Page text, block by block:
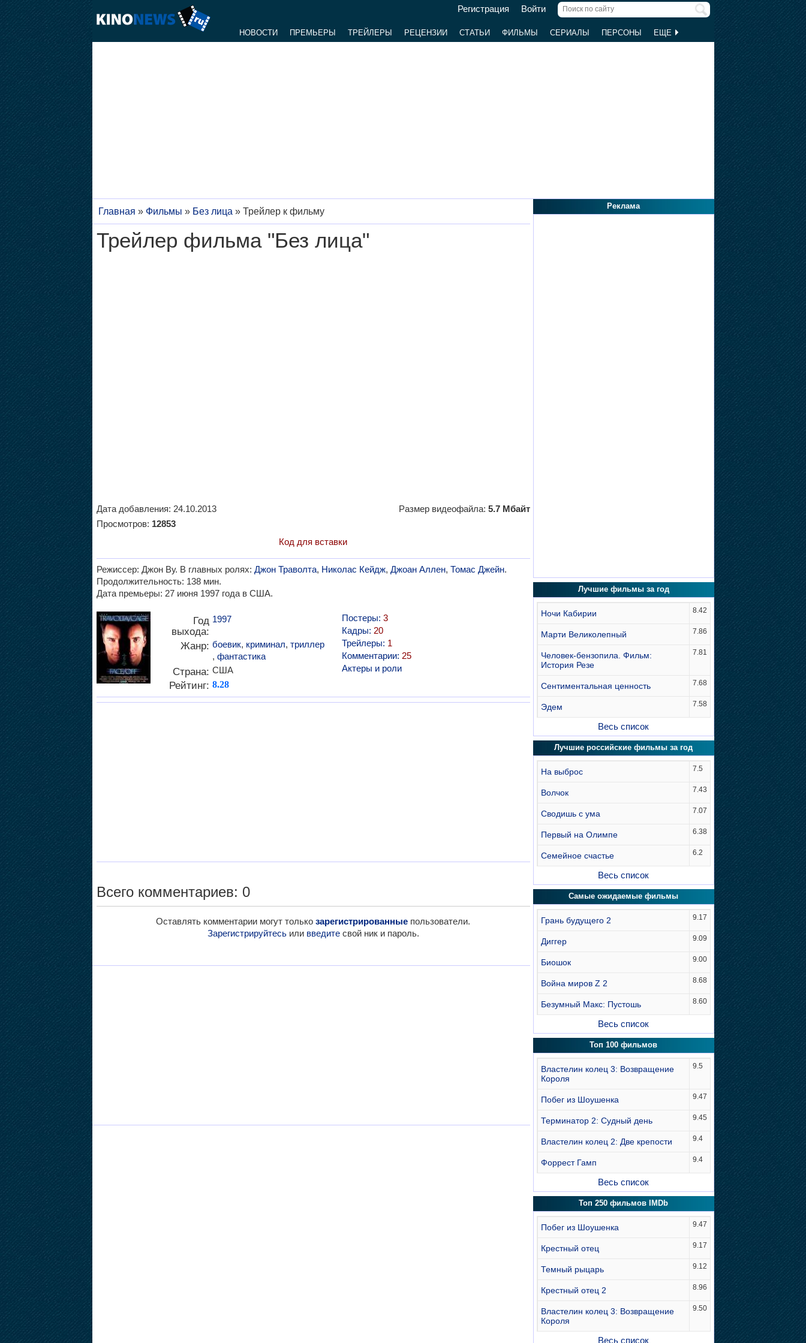
Регистрация Войти
НОВОСТИ ПРЕМЬЕРЫ ТРЕЙЛЕРЫ РЕЦЕНЗИИ СТАТЬИ ФИЛЬМЫ СЕРИАЛЫ ПЕРСОНЫ ЕЩЕ
Главная » Фильмы » Без лица » Трейлер к фильму
Трейлер фильма "Без лица"
Дата добавления: 24.10.2013 Размер видеофайла: 5.7 Мбайт
Просмотров: 12853
Код для вставки
Режиссер: Джон Ву. В главных ролях: Джон Траволта, Николас Кейдж, Джоан Аллен, Томас Джейн.
Продолжительность: 138 мин.
Дата премьеры: 27 июня 1997 года в США.
Год
выхода:
1997
Жанр: боевик, криминал, триллер
, фантастика
Страна: США
Рейтинг: 8.28
Постеры: 3
Кадры: 20
Трейлеры: 1
Комментарии: 25
Актеры и роли
Всего комментариев: 0
Оставлять комментарии могут только зарегистрированные пользователи.
Зарегистрируйтесьили введитесвой ник и пароль.
Реклама
Лучшие фильмы за год
Ночи Кабирии 8.42
Марти Великолепный 7.86
Человек-бензопила. Фильм:
История Резе
7.81
Сентиментальная ценность 7.68
Эдем 7.58
Весь список
Лучшие российские фильмы за год
На выброс 7.5
Волчок 7.43
Сводишь с ума 7.07
Первый на Олимпе 6.38
Семейное счастье 6.2
Весь список
Самые ожидаемые фильмы
Грань будущего 2 9.17
Диггер 9.09
Биошок 9.00
Война миров Z 2 8.68
Безумный Макс: Пустошь 8.60
Весь список
Топ 100 фильмов
Властелин колец 3: Возвращение
Короля
9.5
Побег из Шоушенка 9.47
Терминатор 2: Судный день 9.45
Властелин колец 2: Две крепости 9.4
Форрест Гамп 9.4
Весь список
Топ 250 фильмов IMDb
Побег из Шоушенка 9.47
Крестный отец 9.17
Темный рыцарь 9.12
Крестный отец 2 8.96
Властелин колец 3: Возвращение
Короля
9.50
Весь список